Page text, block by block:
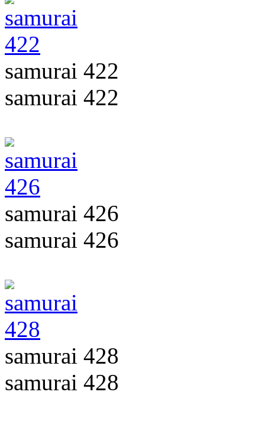
samurai 422
samurai 422
samurai 426
samurai 426
samurai 428
samurai 428